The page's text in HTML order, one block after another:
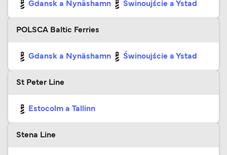
Gdansk a Nynäshamn Świnoujście a Ystad
POLSCA Baltic Ferries
Gdansk a Nynäshamn Świnoujście a Ystad
St Peter Line
Estocolm a Tallinn
Stena Line